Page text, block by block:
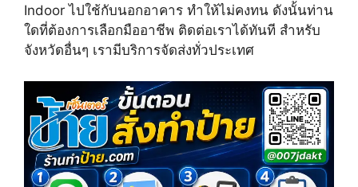
Indoor ไปใช้กับนอกอาคาร ทำให้ไม่คงทน ดังนั้นท่าน
ใดที่ต้องการเลือกมืออาชีพ ติดต่อเราได้ทันที สำหรับ
จังหวัดอื่นๆ เรามีบริการจัดส่งทั่วประเทศ